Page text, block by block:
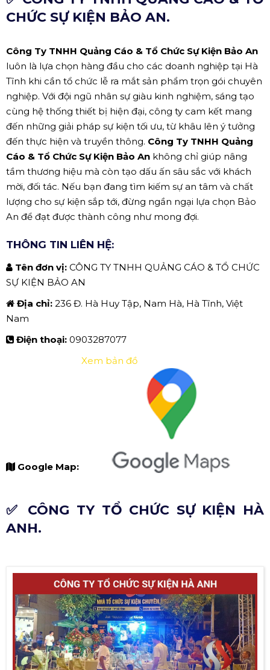
CHỨC SỰ KIỆN BẢO AN.
Công Ty TNHH Quảng Cáo & Tổ Chức Sự Kiện Bảo An
luôn là lựa chọn hàng đầu cho các doanh nghiệp tại Hà
Tĩnh khi cần tổ chức lễ ra mắt sản phẩm trọn gói chuyên
nghiệp. Với đội ngũ nhân sự giàu kinh nghiệm, sáng tạo
cùng hệ thống thiết bị hiện đại, công ty cam kết mang
đến những giải pháp sự kiện tối ưu, từ khâu lên ý tưởng
đến thực hiện và truyền thông. Công Ty TNHH Quảng
Cáo & Tổ Chức Sự Kiện Bảo An không chỉ giúp nâng
tầm thương hiệu mà còn tạo dấu ấn sâu sắc với khách
mời, đối tác. Nếu bạn đang tìm kiếm sự an tâm và chất
lượng cho sự kiện sắp tới, đừng ngần ngại lựa chọn Bảo
An để đạt được thành công như mong đợi.
THÔNG TIN LIÊN HỆ:
Tên đơn vị: CÔNG TY TNHH QUẢNG CÁO & TỔ CHỨC
SỰ KIỆN BẢO AN
Địa chỉ: 236 Đ. Hà Huy Tập, Nam Hà, Hà Tĩnh, Việt
Nam
Điện thoại: 0903287077
Google Map:
Xem bản đồ
✅ CÔNG TY TỔ CHỨC SỰ KIỆN HÀ
ANH.